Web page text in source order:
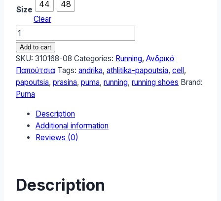
Size
44 48
Clear
Puma
Cell
Ανδρικά
Αθλητικά
Παπούτσια
Running
310168-
quantity
Add to cart
SKU: 310168-08 Categories: Running, Ανδρικά
Παπούτσια Tags: andrika, athlitika-papoutsia, cell,
papoutsia, prasina, puma, running, running shoes Brand:
Puma
Description
Additional information
Reviews (0)
Description